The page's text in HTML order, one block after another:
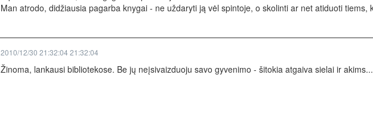
Man atrodo, didžiausia pagarba knygai - ne uždaryti ją vėl spintoje, o skolinti ar net atiduoti tiems,
2010/12/30 21:32:04 21:32:04
Žinoma, lankausi bibliotekose. Be jų neįsivaizduoju savo gyvenimo - šitokia atgaiva sielai ir